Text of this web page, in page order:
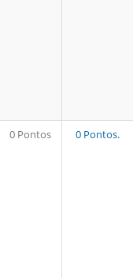
0 Pontos 0 Pontos.